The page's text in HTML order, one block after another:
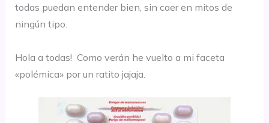
todas puedan entender bien, sin caer en mitos de
ningún tipo.
Hola a todas! Como verán he vuelto a mi faceta
«polémica» por un ratito jajaja.